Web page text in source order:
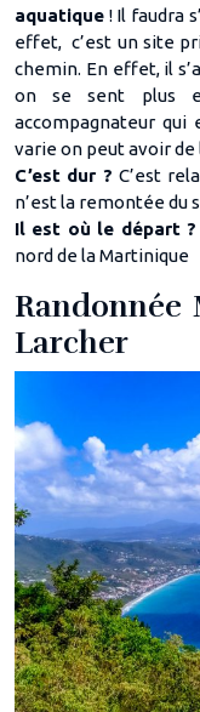
aquatique ! Il faudra
effet, c’est un site
chemin. En effet, il
on se sent plus
accompagnateur qui
varie on peut avoir de
C’est dur ?C’est
n’est la remontée du
Il est où le départ ?
nord de la Martinique
Randonnée
Larcher